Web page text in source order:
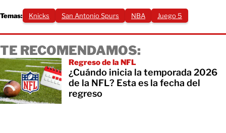
Temas: Knicks San Antonio Spurs NBA Juego 5
TE RECOMENDAMOS:
Regreso de la NFL
¿Cuándo inicia la temporada 2026
de la NFL? Esta es la fecha del
regreso